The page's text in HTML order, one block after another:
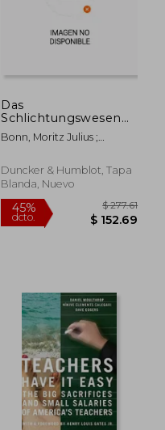
Das
Schlichtungswesen
Des Auslandes:
Untersuchungen
Schlichtungswesen,
Zweiter Teil.
Fur Sozialpolitik
179/II) (en Alemán)
Bonn, Moritz Julius ;
Friedrich
Duncker & Humblot, Tapa
Blanda, Nuevo
45%
dcto.